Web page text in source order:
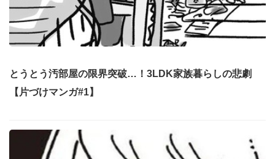
とうとう汚部屋の限界突破…！3LDK家族暮らしの悲劇
【片づけマンガ#1】